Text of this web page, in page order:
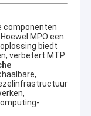
componenten
Hoewel MPO een
biedt
verbetert MTP